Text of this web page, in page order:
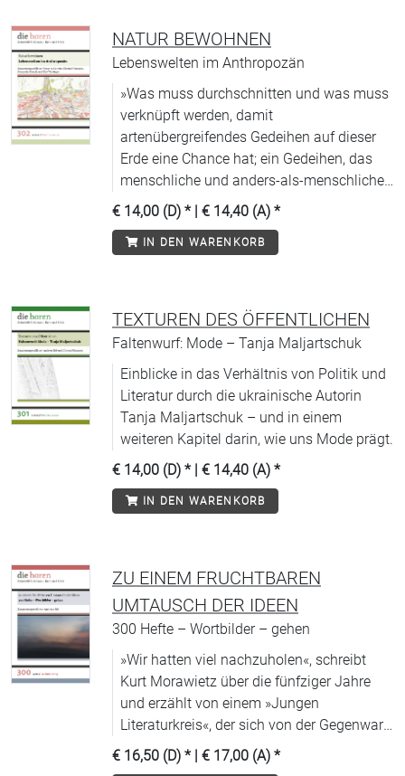
NATUR BEWOHNEN
Lebenswelten im Anthropozän
»Was muss durchschnitten und was muss
verknüpft werden, damit
artenübergreifendes Gedeihen auf dieser
Erde eine Chance hat; ein Gedeihen, das
menschliche und anders-als-menschliche
Wesen in die Verwandtschaft
miteinschließt?« Donna Haraway
€ 14,00 (D) * | € 14,40 (A) *
IN DEN WARENKORB
TEXTUREN DES ÖFFENTLICHEN
Faltenwurf: Mode – Tanja Maljartschuk
Einblicke in das Verhältnis von Politik und
Literatur durch die ukrainische Autorin
Tanja Maljartschuk – und in einem
weiteren Kapitel darin, wie uns Mode prägt.
€ 14,00 (D) * | € 14,40 (A) *
IN DEN WARENKORB
ZU EINEM FRUCHTBAREN
UMTAUSCH DER IDEEN
300 Hefte – Wortbilder – gehen
»Wir hatten viel nachzuholen«, schreibt
Kurt Morawietz über die fünfziger Jahre
und erzählt von einem »Jungen
Literaturkreis«, der sich von der Gegenwart
»rückwärts in die Werke der
Literaturgeschichte« hineinlas, um dann
€ 16,50 (D) * | € 17,00 (A) *